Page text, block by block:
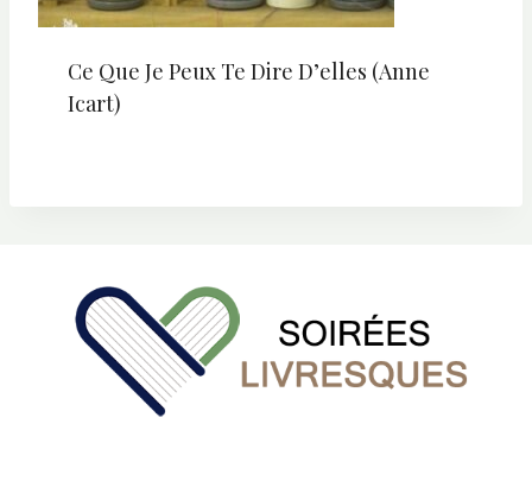
Ce Que Je Peux Te Dire D’elles (Anne
Icart)